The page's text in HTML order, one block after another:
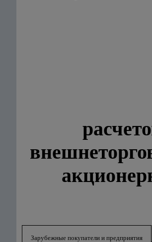
Зарубежные покупатели и предприятия